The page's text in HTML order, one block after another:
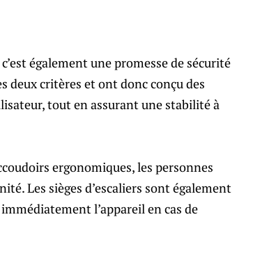
également une promesse de sécurité
deux critères et ont donc conçu des
tout en assurant une stabilité à
ergonomiques, les personnes
Les sièges d’escaliers sont également
l’appareil en cas de